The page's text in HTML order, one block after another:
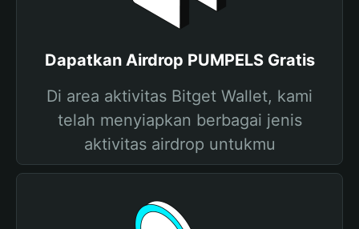
Dapatkan Airdrop PUMPELS Gratis
Di area aktivitas Bitget Wallet, kami
telah menyiapkan berbagai jenis
aktivitas airdrop untukmu